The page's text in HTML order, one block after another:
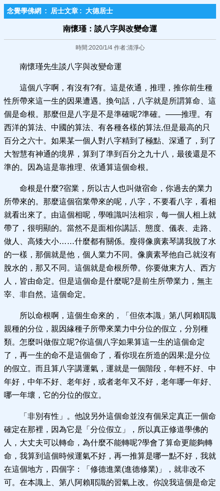
念覺學佛網 : 居士文章 : 大德居士
南懷瑾：談八字與改變命運
時間:2020/1/4 作者:清淨心
南懷瑾先生談八字與改變命運
這個八字啊，有沒有?有。這是依通，推理，推你前生種
性所帶來這一生的因果遭遇。換句話，八字就是所謂算命、這
個是命根。那麼但是八字是不是準確呢?準確。——推理。有
西洋的算法、中國的算法、有各種各樣的算法,但是最高的只
百分之六十。如果某一個人對八字精到了極點、深通了，到了
大智慧有神通的境界，算到了準到百分之九十八，最後還是不
準的。因為這是靠推理、依通算這個命根。
命根是什麼?宿業，所以古人也叫做宿命，你過去的業力
所帶來的。那麼這個宿業帶來的呢，八字，不要看八字，看相
就看出來了。由這個相呢，學唯識叫法相宗，每一個人相上就
帶了，很明顯的。當然不是面相你講話、態度、儀表、走路、
做人、高矮大小……什麼都有關係。瘦得像廣素琴講我脫了水
的一樣，那個就是他，個人業力不同。像廣素琴他自己就沒有
脫水的，那又不同。這個就是命根所帶。你要做東方人、西方
人，皆由命定。但是這個命是什麼呢?是前生所帶業力，無主
宰、非自然。這個命定。
所以命根啊，這個生命來的，「但依本識」第八阿賴耶識
親種的分位，親因緣種子所帶來業力中分位的假立，分別種
類。怎麼叫做假立呢?你這個八字如果算這一生的這個命定
了，再一生的命不是這個命了，看你現在所造的因果;是分位
的假立。而且算八字講運氣，運就是一個階段，年輕不好、中
年好，中年不好、老年好，或者老年又不好，老年哪一年好、
哪一年壞，它的分位的假立。
「非別有性」。他說另外這個命並沒有個呆定真正一個命
確定在那裡，因為它是「分位假立」，所以真正修道學佛的
人，大丈夫可以轉命，為什麼不能轉呢?學會了算命更能夠轉
命，我算到這個時候運氣不好，再一推算是哪一點不好，我就
在這個地方，四個字：「修德進業(進德修業)」，就非改不
可。在本識上、第八阿賴耶識的習氣上改。你說我這個是命定